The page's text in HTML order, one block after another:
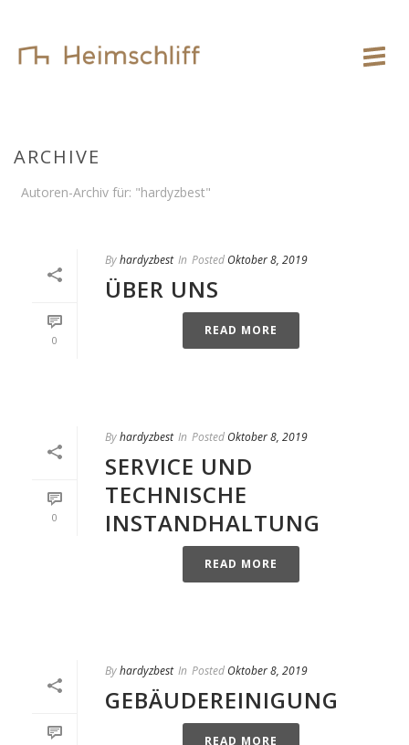
ARCHIVE
Autoren-Archiv für: "hardyzbest"
0
Byhardyzbest In Posted Oktober 8, 2019
ÜBER UNS
READ MORE
0
Byhardyzbest In Posted Oktober 8, 2019
SERVICE UND
TECHNISCHE
INSTANDHALTUNG
READ MORE
Byhardyzbest In Posted Oktober 8, 2019
GEBÄUDEREINIGUNG
READ MORE